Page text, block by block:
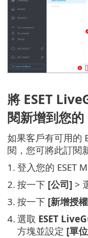
將 ESET
閱新增到您
如果客戶有可用的
閱，您可將此訂閱
1. 登入您的 ESET
2. 按一下 [公司] >
3. 按一下 [新增授
4. 選取 ESET
方塊並設定 [單